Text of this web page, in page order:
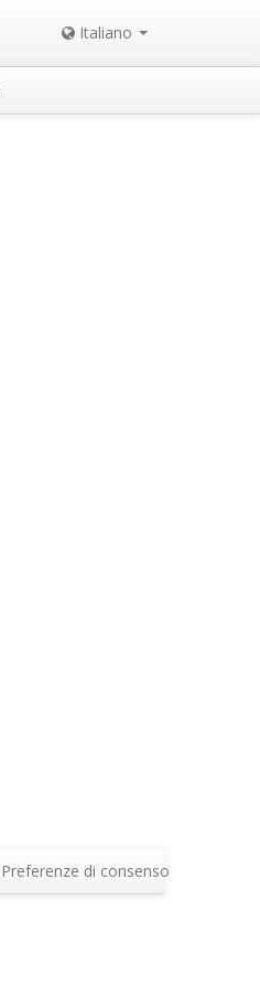
Italiano
Preferenze di consenso